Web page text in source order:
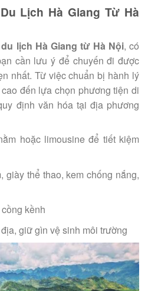
Lịch Hà Giang Từ Hà
lịch Hà Giang từ Hà Nội, có
cần lưu ý để chuyến đi được
nhất. Từ việc chuẩn bị hành lý
đến lựa chọn phương tiện di
định văn hóa tại địa phương
hoặc limousine để tiết kiệm
giày thể thao, kem chống nắng,
kềnh
giữ gìn vệ sinh môi trường